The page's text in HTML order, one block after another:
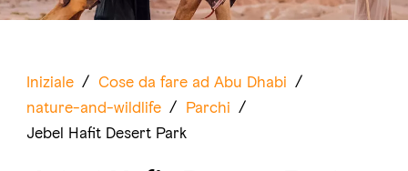
Iniziale / Cose da fare ad Abu Dhabi /
nature-and-wildlife / Parchi /
Jebel Hafit Desert Park